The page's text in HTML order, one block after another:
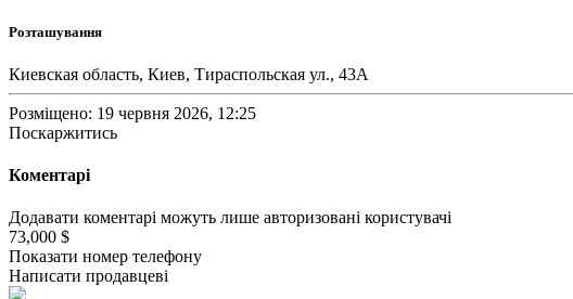
Розташування
Киевская область, Киев, Тираспольская ул., 43А
Розміщено: 19 червня 2026, 12:25
Поскаржитись
Коментарі
Додавати коментарі можуть лише авторизовані користувачі
73,000 $
Показати номер телефону
Написати продавцеві